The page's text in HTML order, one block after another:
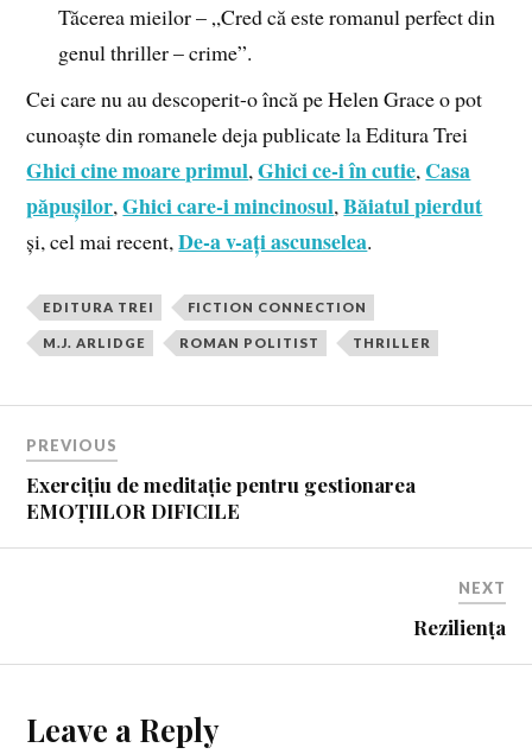
Tăcerea mieilor – „Cred că este romanul perfect din
genul thriller – crime”.
Cei care nu au descoperit-o încă pe Helen Grace o pot
cunoaște din romanele deja publicate la Editura Trei
Ghici cine moare primul,Ghici ce-i în cutie, Casa
păpușilor,Ghici care-i mincinosul,Băiatul pierdut
și, cel mai recent,De-a v-ați ascunselea.
EDITURA TREI FICTION CONNECTION
M.J. ARLIDGE ROMAN POLITIST THRILLER
PREVIOUS
Exercițiu de meditație pentru gestionarea
EMOȚIILOR DIFICILE
NEXT
Reziliența
Leave a Reply